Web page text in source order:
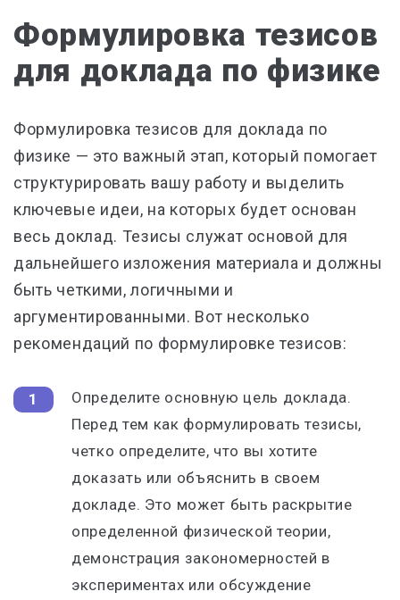
Формулировка тезисов
для доклада по физике
Формулировка тезисов для доклада по
физике — это важный этап, который помогает
структурировать вашу работу и выделить
ключевые идеи, на которых будет основан
весь доклад. Тезисы служат основой для
дальнейшего изложения материала и должны
быть четкими, логичными и
аргументированными. Вот несколько
рекомендаций по формулировке тезисов:
Определите основную цель доклада.
Перед тем как формулировать тезисы,
четко определите, что вы хотите
доказать или объяснить в своем
докладе. Это может быть раскрытие
определенной физической теории,
демонстрация закономерностей в
экспериментах или обсуждение